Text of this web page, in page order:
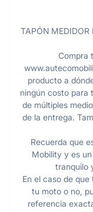
TAPÓN
Compra
producto a
ningún costo para
de múltiples
de la entrega.
Recuerda que
Mobility y es
tranquilo
En el caso de
tu moto o no,
referencia